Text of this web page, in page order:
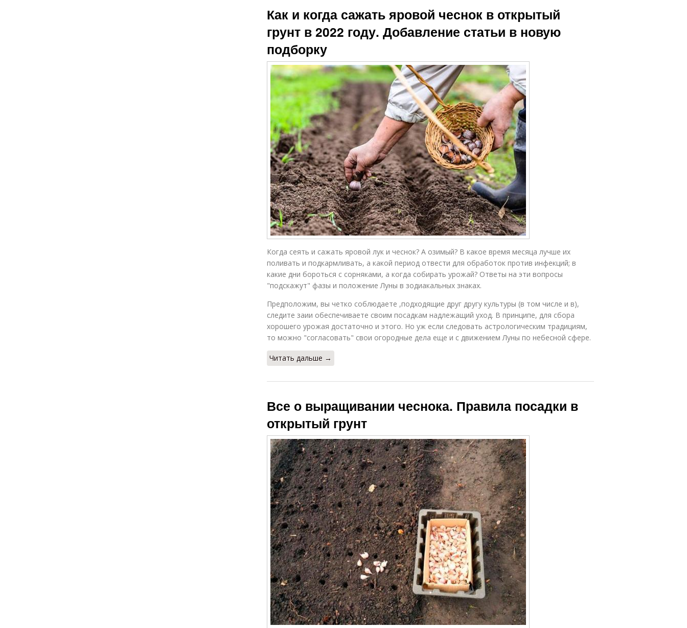
Как и когда сажать яровой чеснок в открытый
грунт в 2022 году. Добавление статьи в новую
подборку
Когда сеять и сажать яровой лук и чеснок? А озимый? В какое время месяца лучше их
поливать и подкармливать, а какой период отвести для обработок против инфекций; в
какие дни бороться с сорняками, а когда собирать урожай? Ответы на эти вопросы
"подскажут" фазы и положение Луны в зодиакальных знаках.
Предположим, вы четко соблюдаете ,подходящие друг другу культуры (в том числе и в),
следите заии обеспечиваете своим посадкам надлежащий уход. В принципе, для сбора
хорошего урожая достаточно и этого. Но уж если следовать астрологическим традициям,
то можно "согласовать" свои огородные дела еще и с движением Луны по небесной сфере.
Читать дальше →
Все о выращивании чеснока. Правила посадки в
открытый грунт